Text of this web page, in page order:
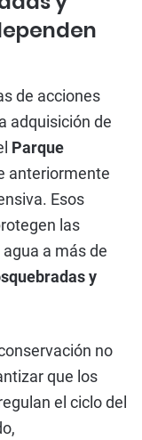
de acciones
adquisición de
Parque
anteriormente
Esos
las
a más de
y
no
que los
el ciclo del